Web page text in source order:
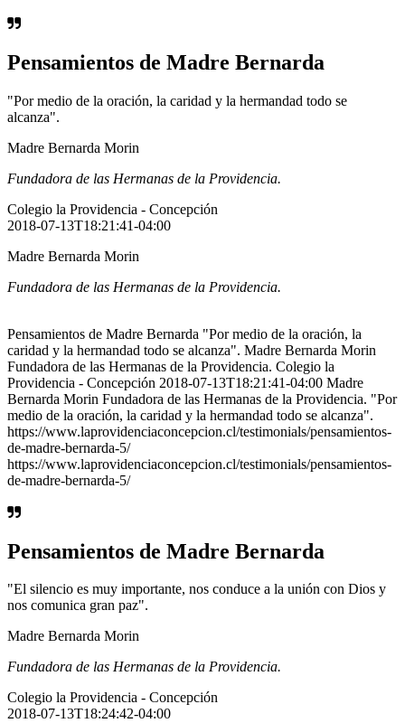
Pensamientos de Madre Bernarda
"Por medio de la oración, la caridad y la hermandad todo se
alcanza".
Madre Bernarda Morin
Fundadora de las Hermanas de la Providencia.
Colegio la Providencia - Concepción
2018-07-13T18:21:41-04:00
Madre Bernarda Morin
Fundadora de las Hermanas de la Providencia.
Pensamientos de Madre Bernarda "Por medio de la oración, la
caridad y la hermandad todo se alcanza". Madre Bernarda Morin
Fundadora de las Hermanas de la Providencia. Colegio la
Providencia - Concepción 2018-07-13T18:21:41-04:00 Madre
Bernarda Morin Fundadora de las Hermanas de la Providencia. "Por
medio de la oración, la caridad y la hermandad todo se alcanza".
https://www.laprovidenciaconcepcion.cl/testimonials/pensamientos-
de-madre-bernarda-5/
https://www.laprovidenciaconcepcion.cl/testimonials/pensamientos-
de-madre-bernarda-5/
Pensamientos de Madre Bernarda
"El silencio es muy importante, nos conduce a la unión con Dios y
nos comunica gran paz".
Madre Bernarda Morin
Fundadora de las Hermanas de la Providencia.
Colegio la Providencia - Concepción
2018-07-13T18:24:42-04:00